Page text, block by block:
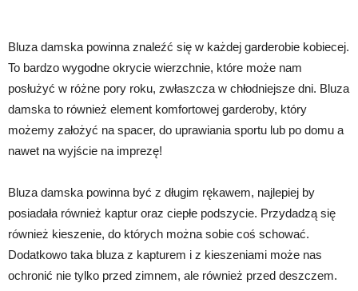
Bluza damska powinna znaleźć się w każdej garderobie kobiecej.
To bardzo wygodne okrycie wierzchnie, które może nam
posłużyć w różne pory roku, zwłaszcza w chłodniejsze dni. Bluza
damska to również element komfortowej garderoby, który
możemy założyć na spacer, do uprawiania sportu lub po domu a
nawet na wyjście na imprezę!
Bluza damska powinna być z długim rękawem, najlepiej by
posiadała również kaptur oraz ciepłe podszycie. Przydadzą się
również kieszenie, do których można sobie coś schować.
Dodatkowo taka bluza z kapturem i z kieszeniami może nas
ochronić nie tylko przed zimnem, ale również przed deszczem.